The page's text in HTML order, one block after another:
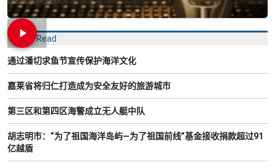
Most Read
通过潘切求鱼节宣传保护海洋文化
嘉莱省将归仁打造成为安全友好的旅游城市
第三区和第四区海警成立无人艇中队
胡志明市：“为了祖国海洋岛屿—为了祖国前线”基金接收捐款超过91
亿越盾